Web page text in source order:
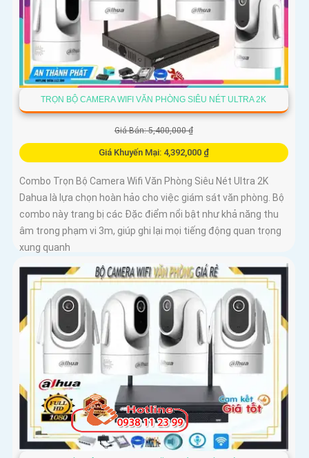
TRỌN BỘ CAMERA WIFI VĂN PHÒNG SIÊU NÉT ULTRA 2K
Giá Bán: 5,400,000 ₫
Giá Khuyến Mại: 4,392,000 ₫
Combo Trọn Bộ Camera Wifi Văn Phòng Siêu Nét Ultra 2K
Dahua là lựa chọn hoàn hảo cho việc giám sát văn phòng. Bộ
combo này trang bị các Đặc điểm nổi bật như khả năng thu
âm trong phạm vi 3m, giúp ghi lại mọi tiếng động quan trọng
xung quanh